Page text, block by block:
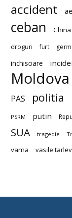
accident
ceban China
droguri furt
inchisoare
Moldova
PAS politia
PSRM putin
SUA tragedie
vama vasile tarlev